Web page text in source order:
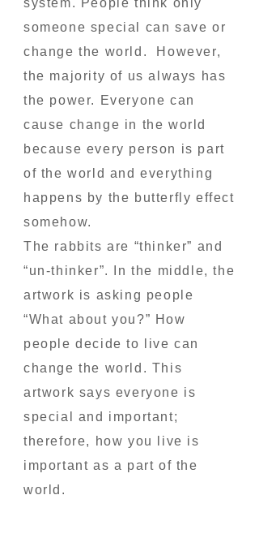
system. People think only
someone special can save or
change the world. However,
the majority of us always has
the power. Everyone can
cause change in the world
because every person is part
of the world and everything
happens by the butterfly effect
somehow.
The rabbits are “thinker” and
“un-thinker”. In the middle, the
artwork is asking people
“What about you?” How
people decide to live can
change the world. This
artwork says everyone is
special and important;
therefore, how you live is
important as a part of the
world.